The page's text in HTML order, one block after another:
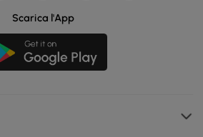
Scarica l'App